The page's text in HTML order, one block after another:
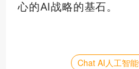
心的AI战略的基石。
Chat AI人工智